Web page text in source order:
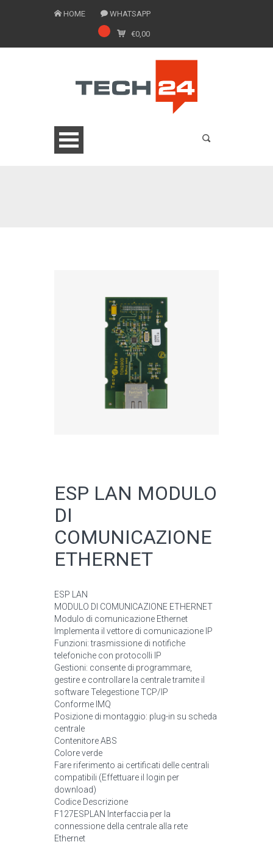
HOME WHATSAPP
€0,00
CATALOGO ONLINE
ESP LAN MODULO
DI
COMUNICAZIONE
ETHERNET
ESP LAN
MODULO DI COMUNICAZIONE ETHERNET
Modulo di comunicazione Ethernet
Implementa il vettore di comunicazione IP
Funzioni: trasmissione di notifiche
telefoniche con protocolli IP
Gestioni: consente di programmare,
gestire e controllare la centrale tramite il
software Telegestione TCP/IP
Conforme IMQ
Posizione di montaggio: plug-in su scheda
centrale
Contenitore ABS
Colore verde
Fare riferimento ai certificati delle centrali
compatibili (Effettuare il login per
download)
Codice Descrizione
F127ESPLAN Interfaccia per la
connessione della centrale alla rete
Ethernet